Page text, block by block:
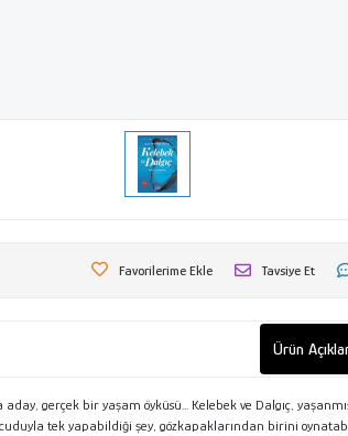
Favorilerime Ekle Tavsiye Et
Ürün
aday, gerçek bir yaşam öyküsü... Kelebek ve Dalgıç,
tek yapabildiği şey, gözkapaklarından birini